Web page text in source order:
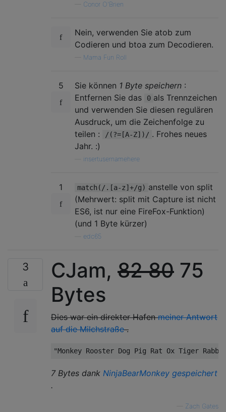
Conor O'Brien
Nein, verwenden Sie atob zum
Codieren und btoa zum Decodieren.
Mama Fun Roll
5 Sie können 1 Byte speichern :
Entfernen Sie das
0 als Trennzeichen
und verwenden Sie diesen regulären
Ausdruck, um die Zeichenfolge zu
teilen :
/(?=[A-Z])/ . Frohes neues
Jahr. :)
insertusernamehere
1 match(/.[a-z]+/g) anstelle von split
(Mehrwert: split mit Capture ist nicht
ES6, ist nur eine FireFox-Funktion)
(und 1 Byte kürzer)
edc65
3 CJam, 8280 75
Bytes
Dies war ein direkter Hafenmeiner Antwort
auf die Milchstraße.
7 Bytes dank NinjaBearMonkey gespeichert
.
Zach Gates